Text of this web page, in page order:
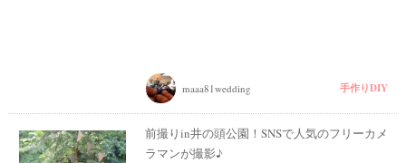
maaa81wedding 手作りDIY
前撮りin井の頭公園！SNSで人気のフリーカメ
ラマンが撮影♪